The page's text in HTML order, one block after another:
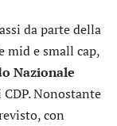
da parte della
mid e small cap,
Nazionale
Nonostante
con